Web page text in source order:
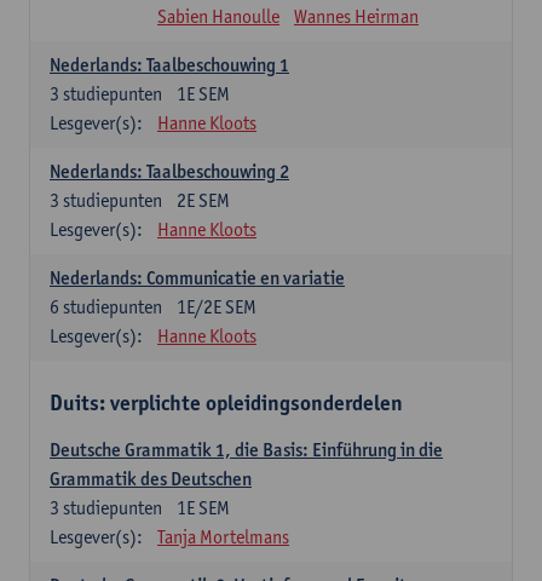
Sabien Hanoulle
Wannes Heirman
Nederlands: Taalbeschouwing 1
1E SEM
3 studiepunten
Lesgever(s):
Hanne Kloots
Nederlands: Taalbeschouwing 2
2E SEM
3 studiepunten
Lesgever(s):
Hanne Kloots
Nederlands: Communicatie en variatie
1E/2E SEM
6 studiepunten
Lesgever(s):
Hanne Kloots
Duits: verplichte opleidingsonderdelen
Deutsche Grammatik 1, die Basis: Einführung in die
Grammatik des Deutschen
1E SEM
3 studiepunten
Lesgever(s):
Tanja Mortelmans